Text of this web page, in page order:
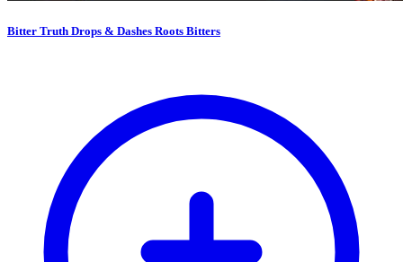
Bitter Truth Drops & Dashes Roots Bitters